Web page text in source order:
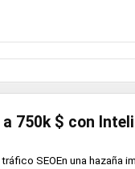
750k $ con
SEOEn una hazaña